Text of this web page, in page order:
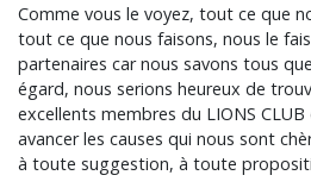
Comme vous le voyez, tout ce que
tout ce que nous faisons, nous le
partenaires car nous savons tous
égard, nous serions heureux de
excellents membres du LIONS
avancer les causes qui nous sont
à toute suggestion, à toute